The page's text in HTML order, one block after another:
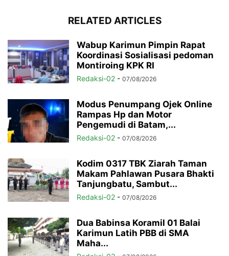
RELATED ARTICLES
Wabup Karimun Pimpin Rapat
Koordinasi Sosialisasi pedoman
Montiroing KPK RI
Redaksi-02 - 07/08/2026
Modus Penumpang Ojek Online
Rampas Hp dan Motor
Pengemudi di Batam,...
Redaksi-02 - 07/08/2026
Kodim 0317 TBK Ziarah Taman
Makam Pahlawan Pusara Bhakti
Tanjungbatu, Sambut...
Redaksi-02 - 07/08/2026
Dua Babinsa Koramil 01 Balai
Karimun Latih PBB di SMA
Maha...